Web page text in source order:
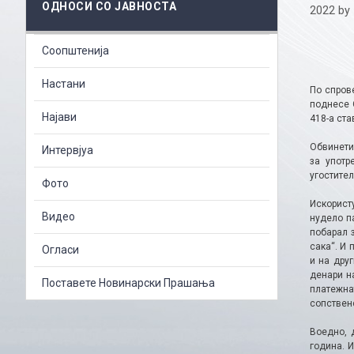
2022 by
По
поднесе
418-а
за
нудело
побарал
сака“. И
и на
денари
Воедно,
година.
ОДНОСИ СО ЈАВНОСТА
Соопштенија
Настани
Најави
Интервјуа
Фото
Видео
Огласи
Поставете Новинарски Прашања